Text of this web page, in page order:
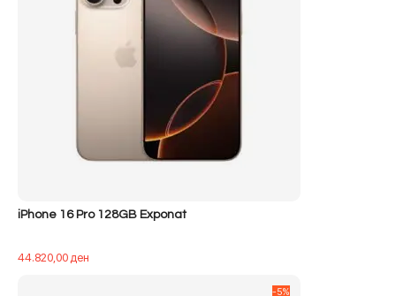
iPhone 16 Pro 128GB Exponat
44.820,00ден
-5%